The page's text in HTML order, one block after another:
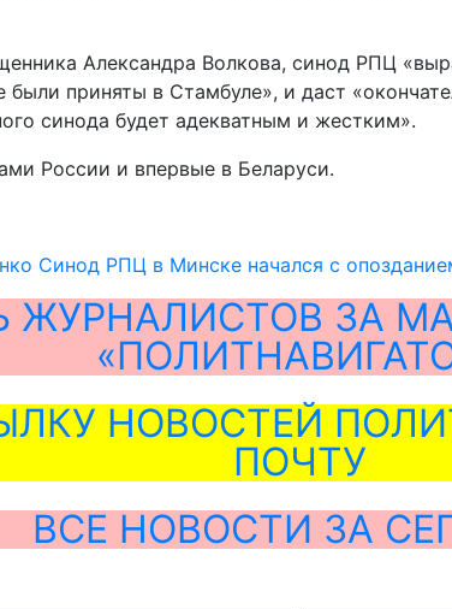
Александра Волкова, синод РПЦ
приняты в Стамбуле», и даст
синода будет адекватным и жестким».
России и впервые в Беларуси.
Синод РПЦ в Минске начался с
ЖУРНАЛИСТОВ ЗА
НОВОСТЕЙ
ПОЧТУ
ВСЕ НОВОСТИ ЗА